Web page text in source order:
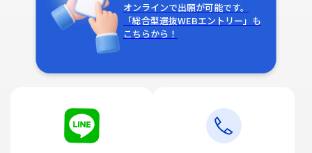
オンラインで出願が可能です。
「総合型選抜WEBエントリー」も
こちらから！